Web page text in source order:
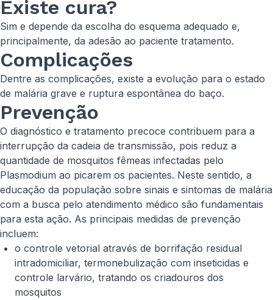
Existe cura?
Sim e depende da escolha do esquema adequado e,
principalmente, da adesão ao paciente tratamento.
Complicações
Dentre as complicações, existe a evolução para o estado
de malária grave e ruptura espontânea do baço.
Prevenção
O diagnóstico e tratamento precoce contribuem para a
interrupção da cadeia de transmissão, pois reduz a
quantidade de mosquitos fêmeas infectadas pelo
Plasmodium ao picarem os pacientes. Neste sentido, a
educação da população sobre sinais e sintomas de malária
com a busca pelo atendimento médico são fundamentais
para esta ação. As principais medidas de prevenção
incluem:
o controle vetorial através de borrifação residual
intradomiciliar, termonebulização com inseticidas e
controle larvário, tratando os criadouros dos
mosquitos